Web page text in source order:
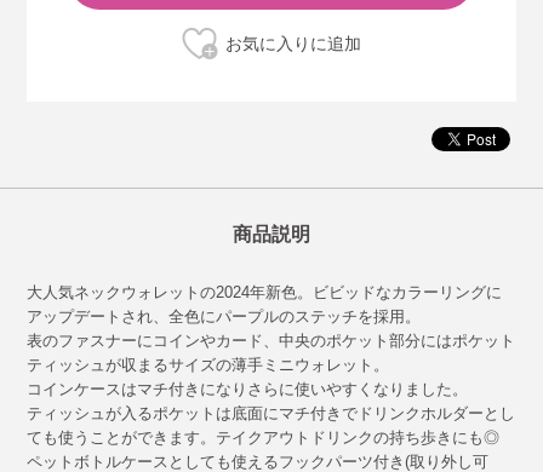
商品説明
大人気ネックウォレットの2024年新色。ビビッドなカラーリングに
アップデートされ、全色にパープルのステッチを採用。
表のファスナーにコインやカード、中央のポケット部分にはポケット
ティッシュが収まるサイズの薄手ミニウォレット。
コインケースはマチ付きになりさらに使いやすくなりました。
ティッシュが入るポケットは底面にマチ付きでドリンクホルダーとし
ても使うことができます。テイクアウトドリンクの持ち歩きにも◎
ペットボトルケースとしても使えるフックパーツ付き(取り外し可